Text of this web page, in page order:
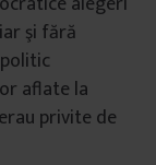
şi fără
aflate la
privite de